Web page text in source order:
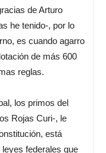
de Arturo
he tenido-, por lo
es cuando agarro
de más 600
reglas.
los primos del
Rojas Curi-, le
está
federales que